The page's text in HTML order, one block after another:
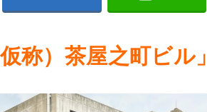
仮称）茶屋之町ビル」